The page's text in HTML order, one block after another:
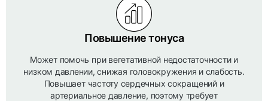
Повышение тонуса
Может помочь при вегетативной недостаточности и
низком давлении, снижая головокружения и слабость.
Повышает частоту сердечных сокращений и
артериальное давление, поэтому требует